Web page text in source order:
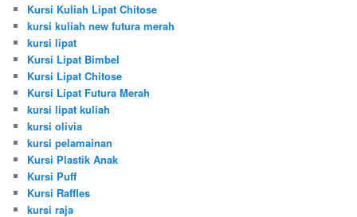
Kursi Kuliah Lipat Chitose
kursi kuliah new futura merah
kursi lipat
Kursi Lipat Bimbel
Kursi Lipat Chitose
Kursi Lipat Futura Merah
kursi lipat kuliah
kursi olivia
kursi pelamainan
Kursi Plastik Anak
Kursi Puff
Kursi Raffles
kursi raja